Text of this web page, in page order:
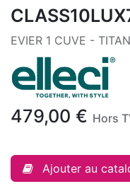
EVIER 1 CUVE -
479,00 € Hors
Ajouter au